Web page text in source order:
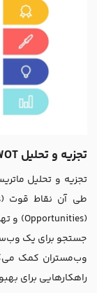
تجزیه و تحلیل SWOT در سئو
جستجو برای یک
وب‌مستران کمک
راهکارهایی برای